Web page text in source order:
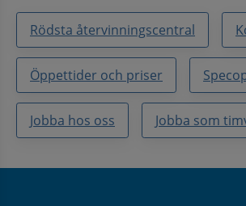
Rödsta återvinningscentral
Öppettider och priser
Jobba hos oss Jobba som